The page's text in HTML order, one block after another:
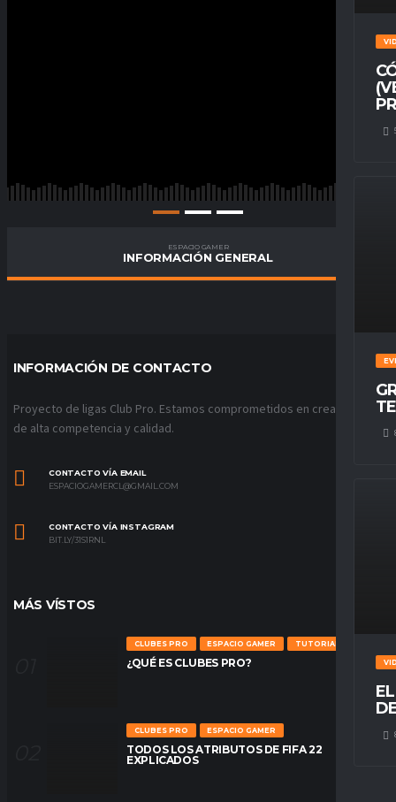
ESPACIO GAMER
INFORMACIÓN GENERAL
INFORMACIÓN DE CONTACTO
Proyecto de ligas Club Pro. Estamos comprometidos en crear ligas
de alta competencia y calidad.
CONTACTO VÍA EMAIL
ESPACIOGAMERCL@GMAIL.COM
CONTACTO VÍA INSTAGRAM
BIT.LY/31S1RNL
MÁS VÍSTOS
CLUBES PRO ESPACIO GAMER TUTORIALES
¿QUÉ ES CLUBES PRO?
CLUBES PRO ESPACIO GAMER
TODOS LOS ATRIBUTOS DE FIFA 22
EXPLICADOS